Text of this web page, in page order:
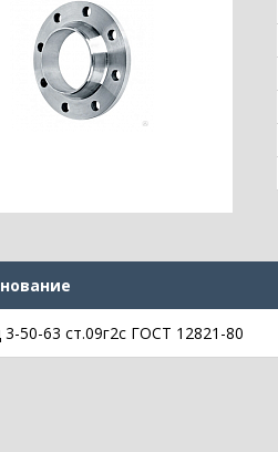
50-63 ст.09г2с ГОСТ 12821-80